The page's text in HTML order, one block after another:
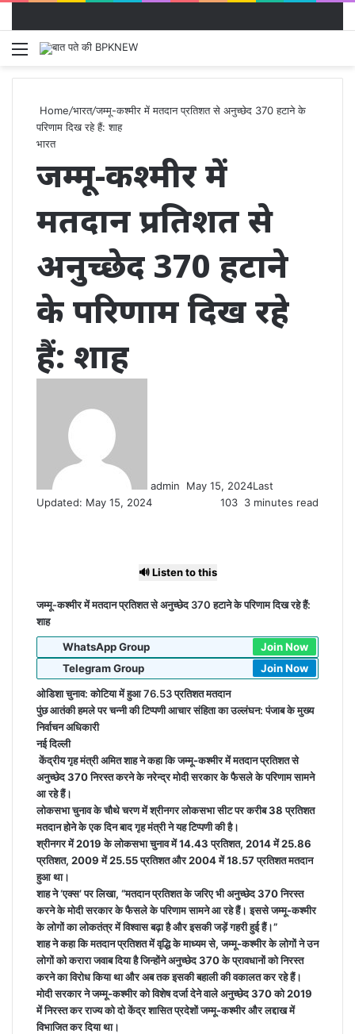
Menu
Home/भारत/जम्मू-कश्मीर में मतदान प्रतिशत से अनुच्छेद 370 हटाने के
परिणाम दिख रहे हैं: शाह
भारत
जम्मू-कश्मीर में
मतदान प्रतिशत से
अनुच्छेद 370 हटाने
के परिणाम दिख रहे
हैं: शाह
admin May 15, 2024Last
Updated: May 15, 2024
103 3 minutes read
🔊 Listen to this
जम्मू-कश्मीर में मतदान प्रतिशत से अनुच्छेद 370 हटाने के परिणाम दिख रहे हैं:
शाह
WhatsApp Group
Join Now
Telegram Group
Join Now
ओडिशा चुनाव: कोटिया में हुआ 76.53 प्रतिशत मतदान
पुंछ आतंकी हमले पर चन्नी की टिप्पणी आचार संहिता का उल्लंघन: पंजाब के मुख्य
निर्वाचन अधिकारी
नई दिल्ली
केंद्रीय गृह मंत्री अमित शाह ने कहा कि जम्मू-कश्मीर में मतदान प्रतिशत से
अनुच्छेद 370 निरस्त करने के नरेन्द्र मोदी सरकार के फैसले के परिणाम सामने
आ रहे हैं।
लोकसभा चुनाव के चौथे चरण में श्रीनगर लोकसभा सीट पर करीब 38 प्रतिशत
मतदान होने के एक दिन बाद गृह मंत्री ने यह टिप्पणी की है।
श्रीनगर में 2019 के लोकसभा चुनाव में 14.43 प्रतिशत, 2014 में 25.86
प्रतिशत, 2009 में 25.55 प्रतिशत और 2004 में 18.57 प्रतिशत मतदान
हुआ था।
शाह ने ‘एक्स’ पर लिखा, “मतदान प्रतिशत के जरिए भी अनुच्छेद 370 निरस्त
करने के मोदी सरकार के फैसले के परिणाम सामने आ रहे हैं। इससे जम्मू-कश्मीर
के लोगों का लोकतंत्र में विश्वास बढ़ा है और इसकी जड़ें गहरी हुई हैं।”
शाह ने कहा कि मतदान प्रतिशत में वृद्धि के माध्यम से, जम्मू-कश्मीर के लोगों ने उन
लोगों को करारा जवाब दिया है जिन्होंने अनुच्छेद 370 के प्रावधानों को निरस्त
करने का विरोध किया था और अब तक इसकी बहाली की वकालत कर रहे हैं।
मोदी सरकार ने जम्मू-कश्मीर को विशेष दर्जा देने वाले अनुच्छेद 370 को 2019
में निरस्त कर राज्य को दो केंद्र शासित प्रदेशों जम्मू-कश्मीर और लद्दाख में
विभाजित कर दिया था।